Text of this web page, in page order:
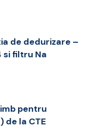
de dedurizare –
si filtru Na
pentru
de la CTE